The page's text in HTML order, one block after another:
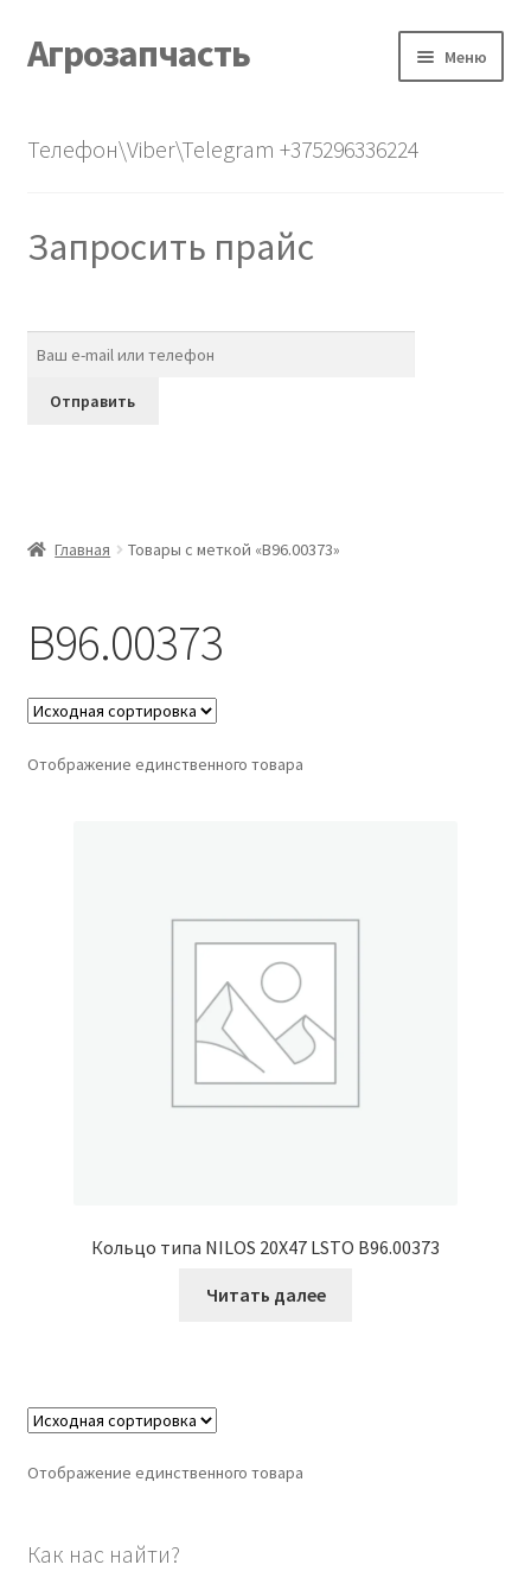
Перейти
к
Перейти
к
Агрозапчасть Меню
О нас
Телефон\Viber\Telegram +375296336224
Запросить прайс
Главная Товары с меткой «B96.00373»
B96.00373
Отображение единственного товара
Кольцо типа NILOS 20X47 LSTO B96.00373
Читать далее
Отображение единственного товара
Как нас найти?